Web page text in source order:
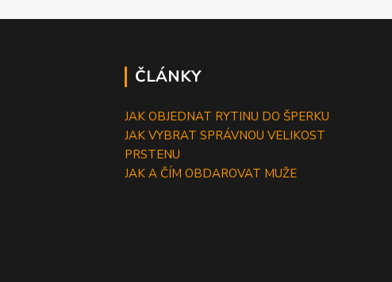
ČLÁNKY
JAK OBJEDNAT RYTINU DO ŠPERKU
JAK VYBRAT SPRÁVNOU VELIKOST
PRSTENU
JAK A ČÍM OBDAROVAT MUŽE